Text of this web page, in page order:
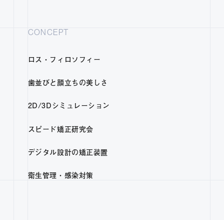
CONCEPT
ロス・フィロソフィー
歯並びと顔立ちの美しさ
2D/3Dシミュレーション
スピード矯正研究会
デジタル設計の矯正装置
衛生管理・感染対策